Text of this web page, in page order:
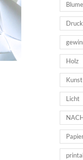
Holz
Kunst
Licht